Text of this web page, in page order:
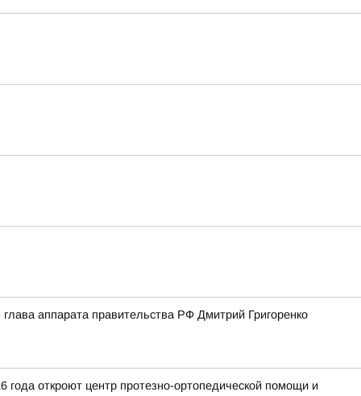
аппарата правительства РФ Дмитрий Григоренко
откроют центр протезно-ортопедической помощи и